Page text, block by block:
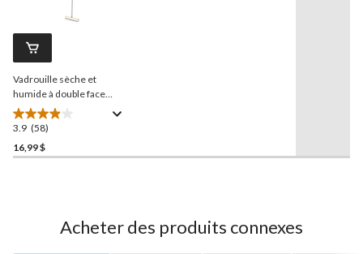
évaluations
Vadrouille sèche et
humide à double face
réutilisable avec manche
extensible
3.9 (58)
3.9
étoile(s)
sur
16,99 $
Acheter des produits connexes